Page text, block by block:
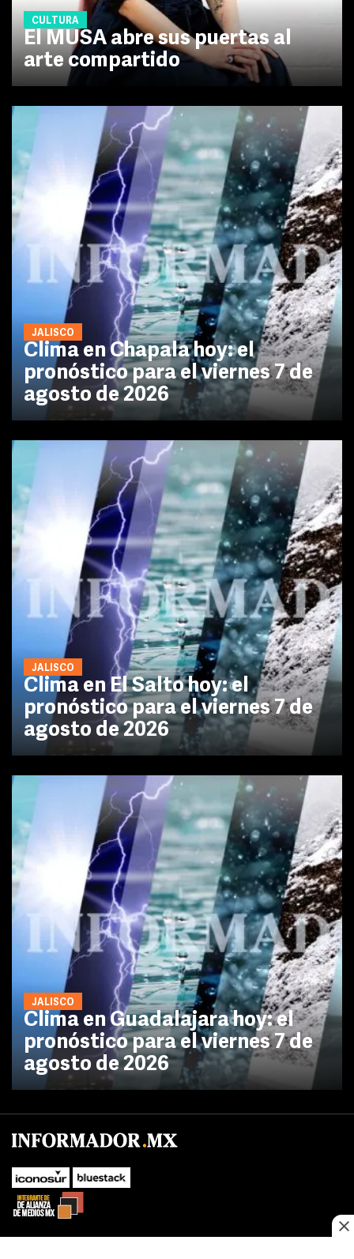
CULTURA
El MUSA abre sus puertas al
arte compartido
JALISCO
Clima en Chapala hoy: el
pronóstico para el viernes 7 de
agosto de 2026
JALISCO
Clima en El Salto hoy: el
pronóstico para el viernes 7 de
agosto de 2026
JALISCO
Clima en Guadalajara hoy: el
pronóstico para el viernes 7 de
agosto de 2026